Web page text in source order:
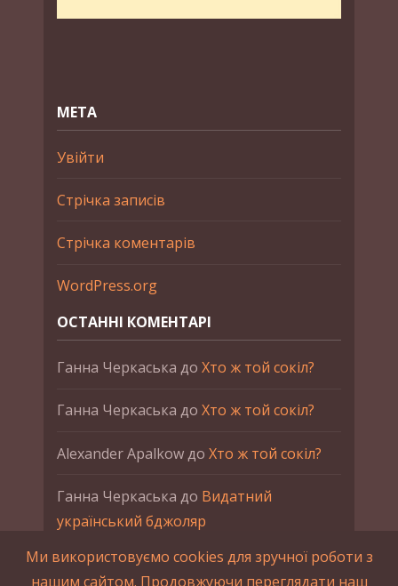
МЕТА
Увійти
Стрічка записів
Стрічка коментарів
WordPress.org
ОСТАННІ КОМЕНТАРІ
Ганна Черкаська до Хто ж той сокіл?
Ганна Черкаська до Хто ж той сокіл?
Alexander Apalkowдо Хто ж той сокіл?
Ганна Черкаська до Видатний
український бджоляр
Ганна ЧеркаськадоПетро Франко
Ми використовуємо cookies для зручної роботи з
нашим сайтом. Продовжуючи переглядати наш